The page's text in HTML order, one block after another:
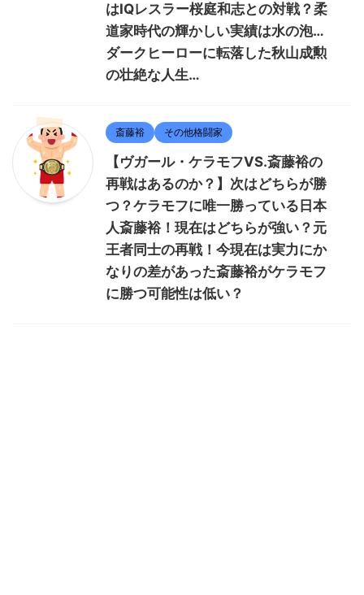
はIQレスラー桜庭和志との対戦？柔
道家時代の輝かしい実績は水の泡…
ダークヒーローに転落した秋山成勲
の壮絶な人生…
斎藤裕 その他格闘家
【ヴガール・ケラモフVS.斎藤裕の
再戦はあるのか？】次はどちらが勝
つ？ケラモフに唯一勝っている日本
人斎藤裕！現在はどちらが強い？元
王者同士の再戦！今現在は実力にか
なりの差があった斎藤裕がケラモフ
に勝つ可能性は低い？